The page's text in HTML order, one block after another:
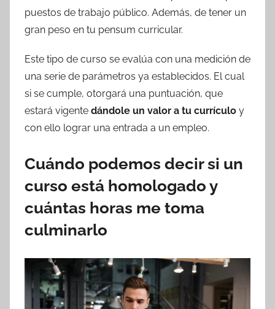
puestos de trabajo público. Además, de tener un
gran peso en tu pensum curricular.
Este tipo de curso se evalúa con una medición de
una serie de parámetros ya establecidos. El cual
si se cumple, otorgará una puntuación, que
estará vigente dándole un valor a tu currículo y
con ello lograr una entrada a un empleo.
Cuándo podemos decir si un
curso está homologado y
cuántas horas me toma
culminarlo